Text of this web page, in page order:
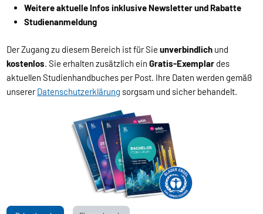
Weitere aktuelle Infos inklusive Newsletter und Rabatte
Studienanmeldung
Der Zugang zu diesem Bereich ist für Sieunverbindlich und
kostenlos. Sie erhalten zusätzlich einGratis-Exemplar des
aktuellen Studienhandbuches per Post. Ihre Daten werden gemäß
unsererDatenschutzerklärung sorgsam und sicher behandelt.